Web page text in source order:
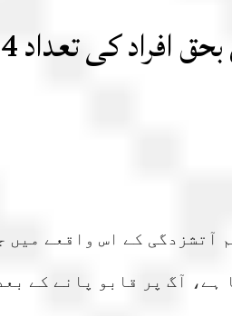
بعد مکمل طورپربجھادیا گیا ہے، آگ پر